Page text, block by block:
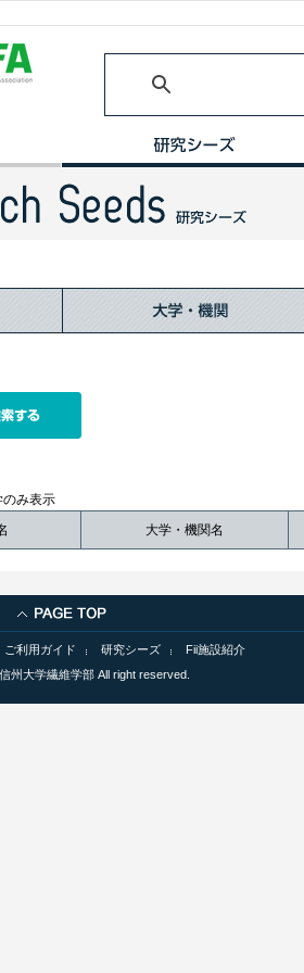
のみ表示
大学・機関名
ご利用ガイド 研究シーズ
Fii施設紹介
州大学繊維学部 All right reserved.